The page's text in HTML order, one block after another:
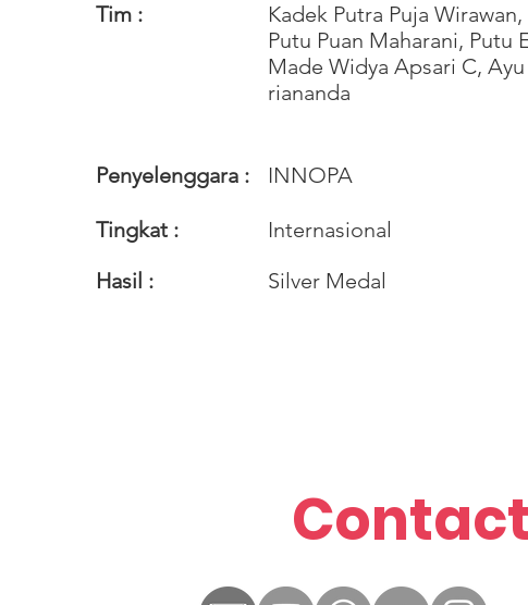
Tim :
Kadek Putra Puja
Putu Puan Maharani, Putu
Made Widya Apsari C,
riananda
Penyelenggara : INNOPA
Hasil : Silver Medal
Tingkat : Internasional